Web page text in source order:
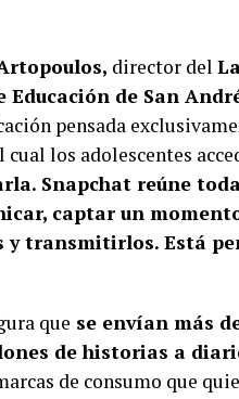
director del
Educación de San
pensada
los adolescentes
Snapchat reúne
captar un
y transmitirlos. Está
que se envían más
de historias a
de consumo que